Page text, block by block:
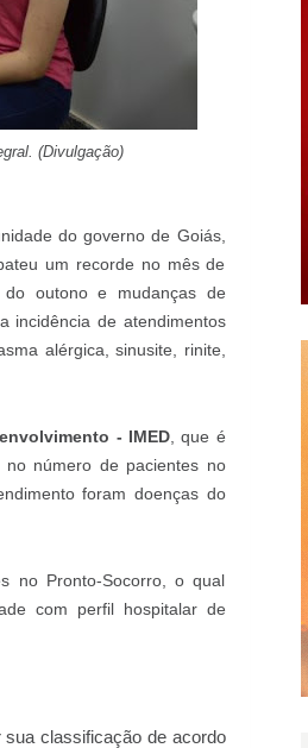
(Divulgação)
do governo de Goiás,
um recorde no mês de
outono e mudanças de
incidência de atendimentos
alérgica, sinusite, rinite,
- IMED,que é
número de pacientes no
foram doenças do
no Pronto-Socorro, o qual
com perfil hospitalar de
sua classificação de acordo